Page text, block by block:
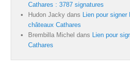
Cathares : 3787 signatures
Hudon Jacky dans Lien pour signer
châteaux Cathares
Brembilla Michel dans Lien pour
Cathares